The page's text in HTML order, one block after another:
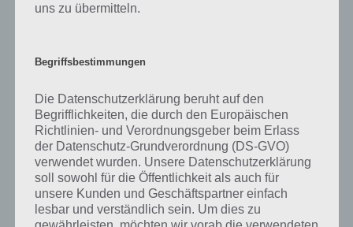
schwierig werden, denn einen Lebenspunkt will man natürlich
Finanziert wird Drop Wizard Tower über Werbung, die man bei
Wunsch gegen eine Einmalzahlung auch deaktivieren kann. Zudem
sammeln man in Drop Wizard Tower Diamanten auf, welche man
dafür einsetzen muss, um weitere Charaktere freizuschalten. Jeder
Charakter hat dabei bestimmte Eigenschaften.
uns zu übermitteln.
Begriffsbestimmungen
Die Datenschutzerklärung beruht auf den
Begrifflichkeiten, die durch den Europäischen
Richtlinien- und Verordnungsgeber beim Erlass
der Datenschutz-Grundverordnung (DS-GVO)
verwendet wurden. Unsere Datenschutzerklärung
soll sowohl für die Öffentlichkeit als auch für
unsere Kunden und Geschäftspartner einfach
lesbar und verständlich sein. Um dies zu